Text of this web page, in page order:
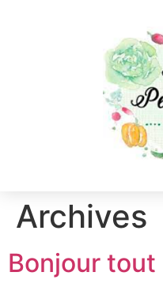
Archives
Bonjour tout